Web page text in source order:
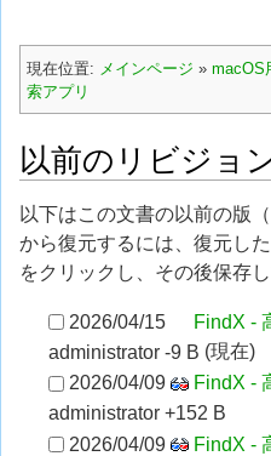
現在位置: メインページ » macOS
索アプリ
以前のリビジョ
以下はこの文書の以前の版
から復元するには、復元し
をクリックし、その後保存し
2026/04/15 FindX -
administrator -9 B (現在)
2026/04/09
FindX -
administrator +152 B
2026/04/09
FindX -